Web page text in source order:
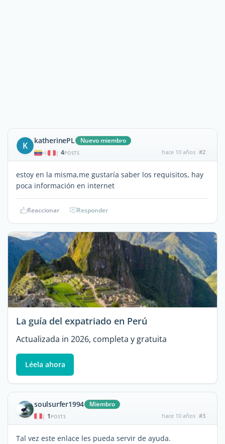
K katherinePL Nuevo miembro
| 4POSTS hace 10 años #2
estoy en la misma,me gustaría saber los requisitos, hay
poca información en internet
Reaccionar Responder
La guía del expatriado en Perú
Actualizada in 2026, completa y gratuita
Léela ahora
soulsurfer1994 Miembro
| 1 POSTS hace 10 años #3
Tal vez este enlace les pueda servir de ayuda.